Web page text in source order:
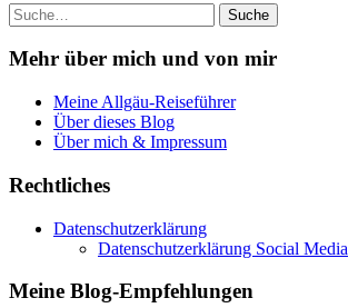
Suche
Mehr über mich und von mir
Meine Allgäu-Reiseführer
Über dieses Blog
Über mich & Impressum
Rechtliches
Datenschutzerklärung
Datenschutzerklärung Social Media
Meine Blog-Empfehlungen